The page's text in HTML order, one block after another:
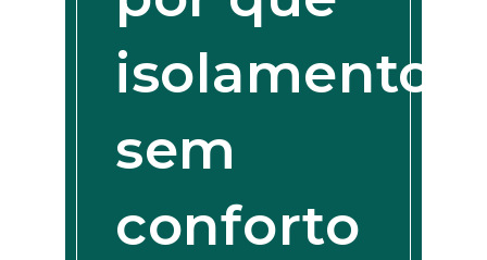
isolamento
sem
conforto